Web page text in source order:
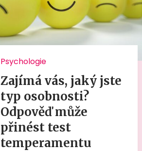
Psychologie
Zajímá vás, jaký jste
typ osobnosti?
Odpověď může
přinést test
temperamentu